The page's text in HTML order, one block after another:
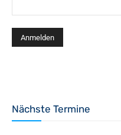
Nächste Termine